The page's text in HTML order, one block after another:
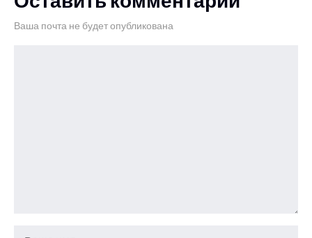
Ваша почта не будет опубликована